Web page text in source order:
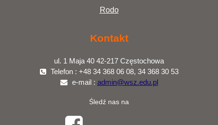
Rodo
Kontakt
ul. 1 Maja 40 42-217 Częstochowa
Telefon : +48 34 368 06 08, 34 368 30 53
e-mail : admin@wsz.edu.pl
Śledź nas na